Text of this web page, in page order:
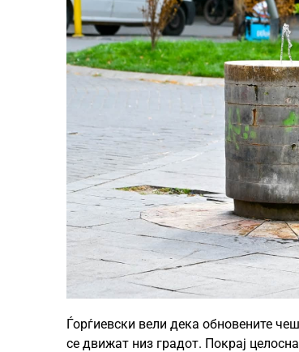
Ѓорѓиевски вели дека обновените
се движат низ градот. Покрај